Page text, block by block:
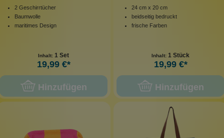
2 Geschirrtücher
Baumwolle
maritimes Design
Inhalt: 1 Set
19,99 €*
Hinzufügen
24 cm x 20 cm
beidseitig bedruckt
frische Farben
Inhalt: 1 Stück
19,99 €*
Hinzufügen